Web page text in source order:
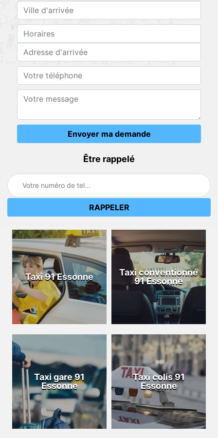
Être rappelé
Taxi 91 Essonne
Taxi conventionné
91 Essonne
Taxi gare 91
Essonne
Taxi colis 91
Essonne